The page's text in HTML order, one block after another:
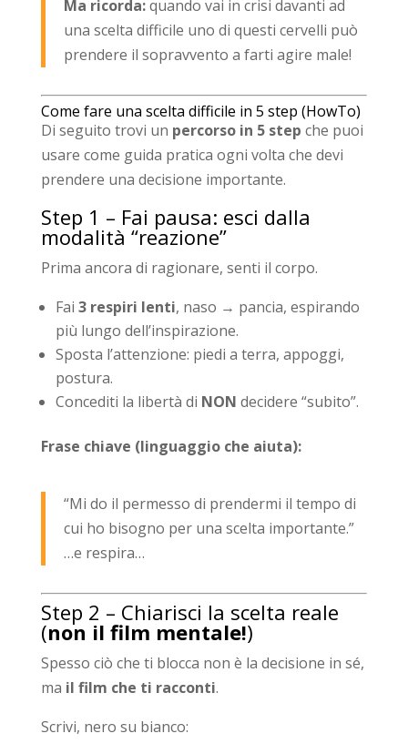
Ma ricorda:quando vai in crisi davanti ad
una scelta difficile uno di questi cervelli può
prendere il sopravvento a farti agire male!
Come fare una scelta difficile in 5 step (HowTo)
Di seguito trovi un percorso in 5 step che puoi
usare come guida pratica ogni volta che devi
prendere una decisione importante.
Step 1 – Fai pausa: esci dalla
modalità “reazione”
Prima ancora di ragionare, senti il corpo.
Fai 3 respiri lenti, naso → pancia, espirando
più lungo dell’inspirazione.
Sposta l’attenzione: piedi a terra, appoggi,
postura.
Concediti la libertà di NON decidere “subito”.
Frase chiave (linguaggio che aiuta):
“Mi do il permesso di prendermi il tempo di
cui ho bisogno per una scelta importante.”
…e respira…
Step 2 – Chiarisci la scelta reale
(non il film mentale!)
Spesso ciò che ti blocca non è la decisione in sé,
ma il film che ti racconti.
Scrivi, nero su bianco: